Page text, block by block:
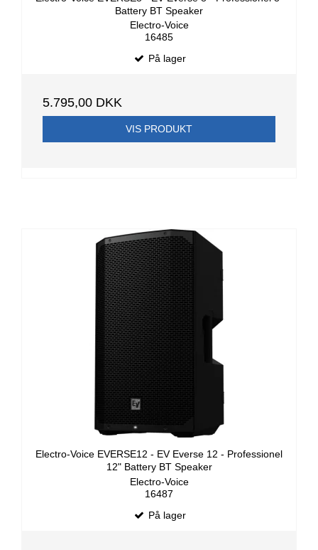
Battery BT Speaker
Electro-Voice
16485
På lager
5.795,00 DKK
VIS PRODUKT
Electro-Voice EVERSE12 - EV Everse 12 - Professionel
12" Battery BT Speaker
Electro-Voice
16487
På lager